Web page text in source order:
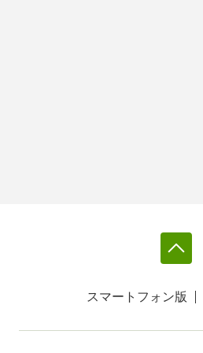
スマートフォン版